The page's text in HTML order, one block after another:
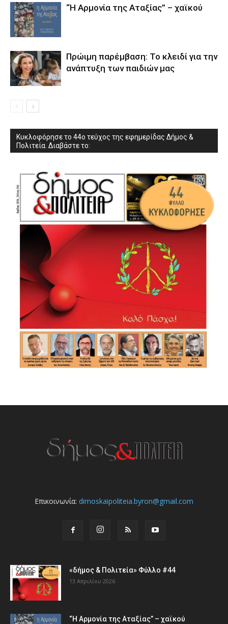
“Η Αρμονία της Αταξίας” – χαϊκού
Πρώιμη παρέμβαση: Το κλειδί για την
ανάπτυξη των παιδιών µας
Κυκλοφόρησε το 44ο τεύχος της εφημερίδας Δήμος &
Πολιτεία. Διαβάστε το:
Επικοινωνία: dimoskaipoliteia.byron@gmail.com
«δήμος & Πολιτεία» Φύλλο #44
13 Απριλίου 2026
“Η Αρμονία της Αταξίας” – χαϊκού